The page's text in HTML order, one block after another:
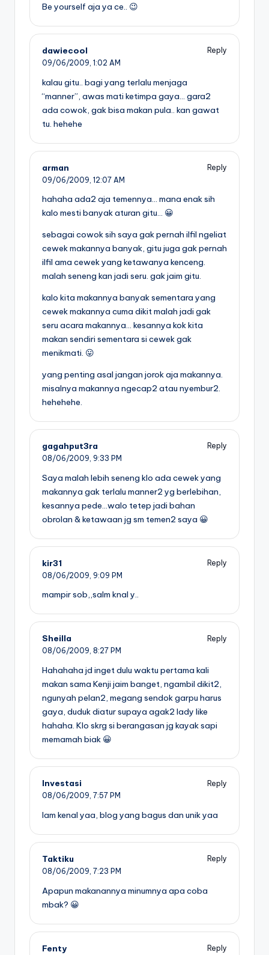
Be yourself aja ya ce.. 😉
dawiecool
Reply
09/06/2009, 1:02 AM
kalau gitu.. bagi yang terlalu menjaga
“manner”, awas mati ketimpa gaya… gara2
ada cowok, gak bisa makan pula.. kan gawat
tu. hehehe
arman
Reply
09/06/2009, 12:07 AM
hahaha ada2 aja temennya… mana enak sih
kalo mesti banyak aturan gitu… 😀
sebagai cowok sih saya gak pernah ilfil ngeliat
cewek makannya banyak, gitu juga gak pernah
ilfil ama cewek yang ketawanya kenceng.
malah seneng kan jadi seru. gak jaim gitu.
kalo kita makannya banyak sementara yang
cewek makannya cuma dikit malah jadi gak
seru acara makannya… kesannya kok kita
makan sendiri sementara si cewek gak
menikmati. 😛
yang penting asal jangan jorok aja makannya.
misalnya makannya ngecap2 atau nyembur2.
hehehehe.
gagahput3ra
Reply
08/06/2009, 9:33 PM
Saya malah lebih seneng klo ada cewek yang
makannya gak terlalu manner2 yg berlebihan,
kesannya pede…walo tetep jadi bahan
obrolan & ketawaan jg sm temen2 saya 😀
kir31
Reply
08/06/2009, 9:09 PM
mampir sob,,salm knal y..
Sheilla
Reply
08/06/2009, 8:27 PM
Hahahaha jd inget dulu waktu pertama kali
makan sama Kenji jaim banget, ngambil dikit2,
ngunyah pelan2, megang sendok garpu harus
gaya, duduk diatur supaya agak2 lady like
hahaha. Klo skrg si berangasan jg kayak sapi
memamah biak 😀
Investasi
Reply
08/06/2009, 7:57 PM
lam kenal yaa, blog yang bagus dan unik yaa
Taktiku
Reply
08/06/2009, 7:23 PM
Apapun makanannya minumnya apa coba
mbak? 😀
Fenty
Reply